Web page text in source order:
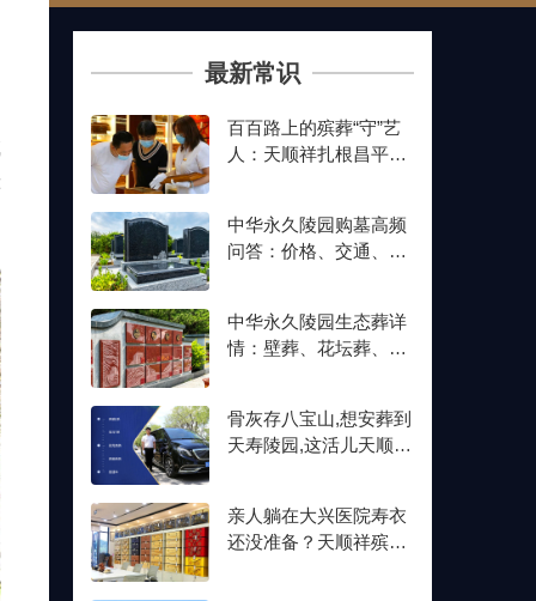
最新常识
百百路上的殡葬“守”艺
人：天顺祥扎根昌平十
中华永久陵园购墓高频
问答：价格、交通、壁
中华永久陵园生态葬详
情：壁葬、花坛葬、树
骨灰存八宝山,想安葬到
天寿陵园,这活儿天顺祥
亲人躺在大兴医院寿衣
还没准备？天顺祥殡葬